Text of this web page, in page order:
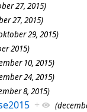
27, 2015)
27, 2015)
29, 2015)
2015)
10, 2015)
24, 2015)
8, 2015)
+